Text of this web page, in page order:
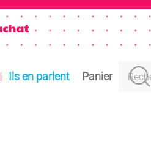
Ils en parlent Panier